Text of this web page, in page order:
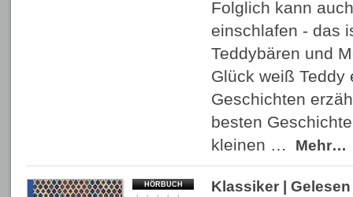
Folglich kann
einschlafen - das
Teddybären und
Glück weiß Teddy
Geschichten
besten
kleinen …
Mehr…
HÖRBUCH Klassiker |